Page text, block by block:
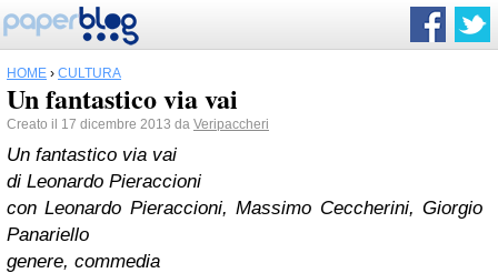
HOME › CULTURA
Un fantastico via vai
Creato il 17 dicembre 2013 da Veripaccheri
Un fantastico via vai
di Leonardo Pieraccioni
con Leonardo Pieraccioni, Massimo Ceccherini, Giorgio
Panariello
genere, commedia